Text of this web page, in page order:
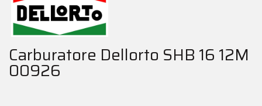
Carburatore Dellorto SHB 16 12M
00926